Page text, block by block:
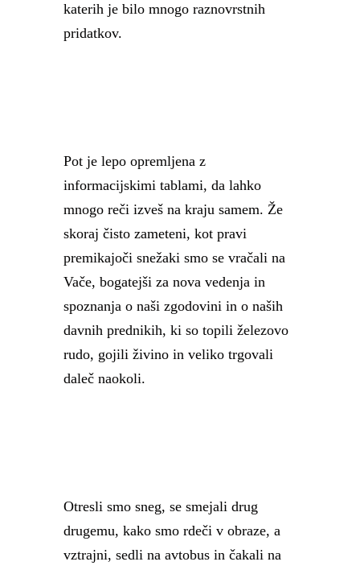
katerih je bilo mnogo raznovrstnih
pridatkov.
Pot je lepo opremljena z
informacijskimi tablami, da lahko
mnogo reči izveš na kraju samem. Že
skoraj čisto zameteni, kot pravi
premikajoči snežaki smo se vračali na
Vače, bogatejši za nova vedenja in
spoznanja o naši zgodovini in o naših
davnih prednikih, ki so topili železovo
rudo, gojili živino in veliko trgovali
daleč naokoli.
Otresli smo sneg, se smejali drug
drugemu, kako smo rdeči v obraze, a
vztrajni, sedli na avtobus in čakali na